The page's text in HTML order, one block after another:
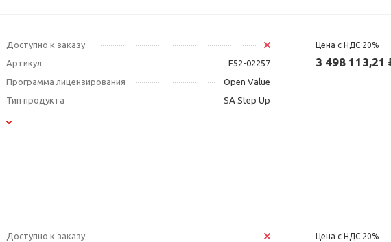
Доступно к заказу
Артикул
F52-02257
Программа лицензирования
Open Value
Тип продукта
SA Step Up
Цена с НДС 20%
3 498 113,21
Доступно к заказу
Цена с НДС 20%